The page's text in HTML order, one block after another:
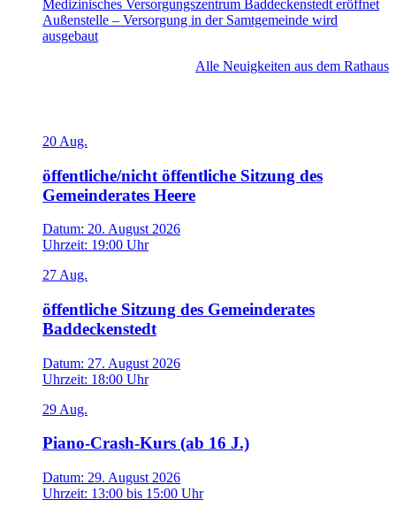
Medizinisches Versorgungszentrum Baddeckenstedt eröffnet
Außenstelle – Versorgung in der Samtgemeinde wird
ausgebaut
Alle Neuigkeiten aus dem Rathaus
20 Aug.
öffentliche/nicht öffentliche Sitzung des
Gemeinderates Heere
Datum: 20. August 2026
Uhrzeit: 19:00 Uhr
27 Aug.
öffentliche Sitzung des Gemeinderates
Baddeckenstedt
Datum: 27. August 2026
Uhrzeit: 18:00 Uhr
29 Aug.
Piano-Crash-Kurs (ab 16 J.)
Datum: 29. August 2026
Uhrzeit: 13:00 bis 15:00 Uhr